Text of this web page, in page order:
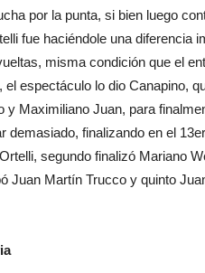
por la punta, si bien luego
fue haciéndole una diferencia
misma condición que el
espectáculo lo dio Canapino,
Maximiliano Juan, para
demasiado, finalizando en el
segundo finalizó Mariano
Juan Martín Trucco y quinto